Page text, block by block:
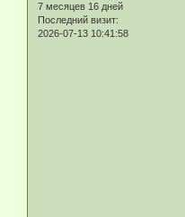
7 месяцев 16 дней
Последний визит:
2026-07-13 10:41:58